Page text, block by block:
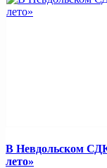
В Невдольском
лето»